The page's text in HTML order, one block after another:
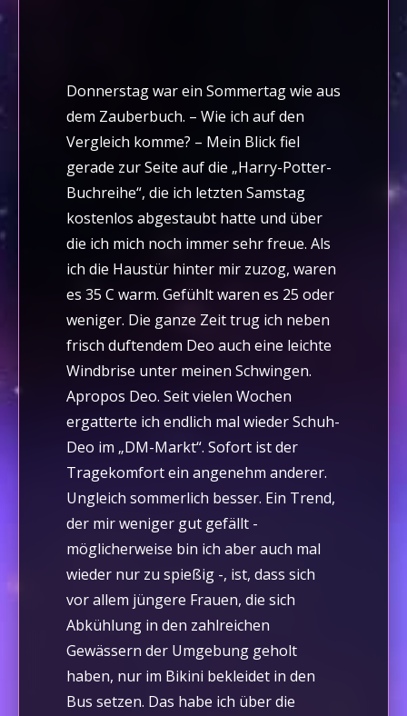
Donnerstag war ein Sommertag wie aus
dem Zauberbuch. – Wie ich auf den
Vergleich komme? – Mein Blick fiel
gerade zur Seite auf die „Harry-Potter-
Buchreihe“, die ich letzten Samstag
kostenlos abgestaubt hatte und über
die ich mich noch immer sehr freue. Als
ich die Haustür hinter mir zuzog, waren
es 35 C warm. Gefühlt waren es 25 oder
weniger. Die ganze Zeit trug ich neben
frisch duftendem Deo auch eine leichte
Windbrise unter meinen Schwingen.
Apropos Deo. Seit vielen Wochen
ergatterte ich endlich mal wieder Schuh-
Deo im „DM-Markt“. Sofort ist der
Tragekomfort ein angenehm anderer.
Ungleich sommerlich besser. Ein Trend,
der mir weniger gut gefällt -
möglicherweise bin ich aber auch mal
wieder nur zu spießig -, ist, dass sich
vor allem jüngere Frauen, die sich
Abkühlung in den zahlreichen
Gewässern der Umgebung geholt
haben, nur im Bikini bekleidet in den
Bus setzen. Das habe ich über die